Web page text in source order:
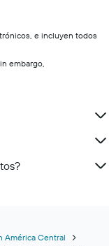
e incluyen todos
embargo,
América Central